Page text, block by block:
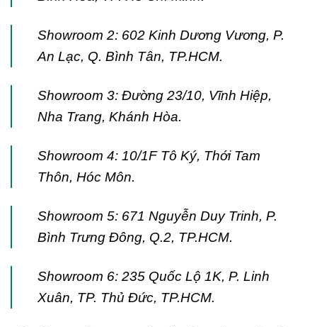
Showroom 2: 602 Kinh Dương Vương, P.
An Lạc, Q. Bình Tân, TP.HCM.
Showroom 3: Đường 23/10, Vĩnh Hiệp,
Nha Trang, Khánh Hòa.
Showroom 4: 10/1F Tô Ký, Thới Tam
Thôn, Hóc Môn.
Showroom 5: 671 Nguyễn Duy Trinh, P.
Bình Trưng Đông, Q.2, TP.HCM.
Showroom 6: 235 Quốc Lộ 1K, P. Linh
Xuân, TP. Thủ Đức, TP.HCM.